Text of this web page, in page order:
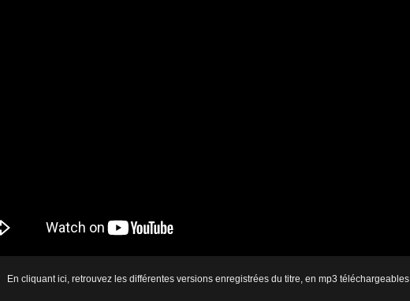
En cliquant ici, retrouvez les différentes versions enregistrées du titre, en mp3 téléchargeables